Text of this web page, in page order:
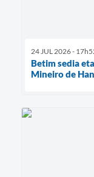
24 JUL 2026 -
Betim sedia
Mineiro de